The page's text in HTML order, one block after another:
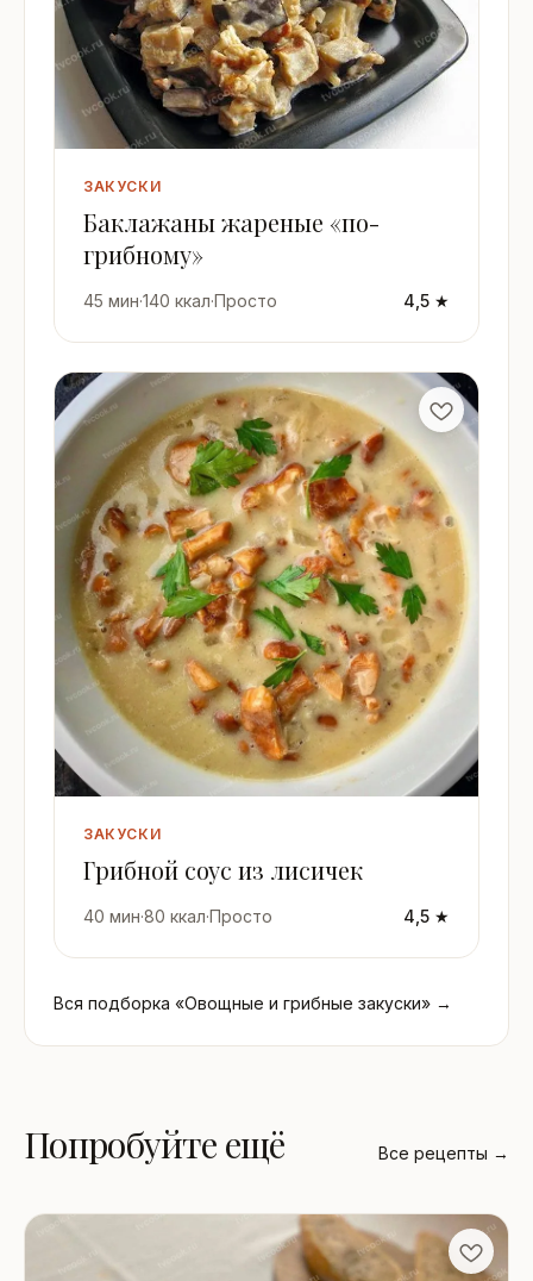
ЗАКУСКИ
Баклажаны жареные «по-
грибному»
45 мин·140 ккал·Просто 4,5 ★
ЗАКУСКИ
Грибной соус из лисичек
40 мин·80 ккал·Просто 4,5 ★
Вся подборка «Овощные и грибные закуски» →
Попробуйте ещё Все рецепты →